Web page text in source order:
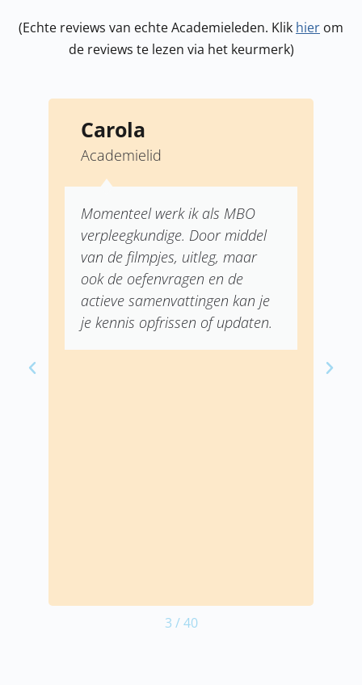
(Echte reviews van echte Academieleden. Klik hier om
de reviews te lezen via het keurmerk)
prima site, allemaal zeer
duidelijk en snel.
Ronald B
Academielid
4 /40